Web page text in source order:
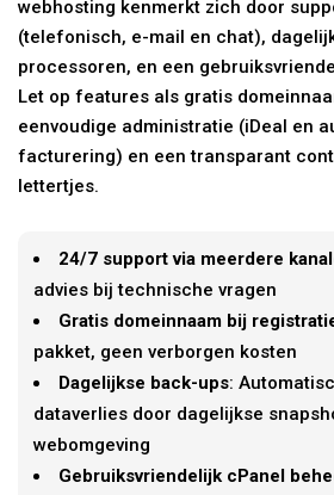
webhosting kenmerkt zich door
(telefonisch, e-mail en chat),
processoren, en een
Let op features als gratis
eenvoudige administratie (iDeal en
facturering) en een transparant
lettertjes.
24/7 support via meerdere
advies bij technische vragen
Gratis domeinnaam bij
pakket, geen verborgen kosten
Dagelijkse back-ups:
dataverlies door dagelijkse
webomgeving
Gebruiksvriendelijk cPanel